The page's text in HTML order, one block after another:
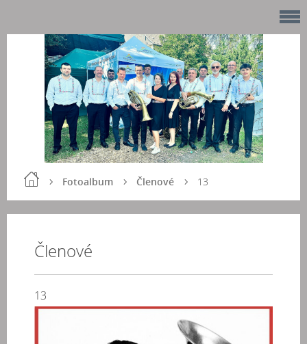
Fotoalbum Členové 13
Členové
13